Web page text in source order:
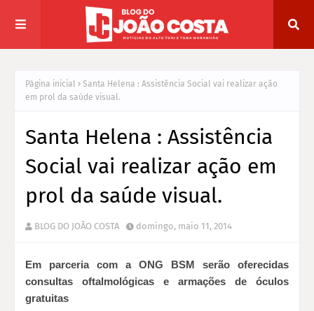
Página inicial
Santa Helena : Assistência Social vai realizar ação
em prol da saúde visual.
Santa Helena : Assistência
Social vai realizar ação em
prol da saúde visual.
BLOG DO JOÃO COSTA domingo, maio 11, 2014
Em parceria com a ONG BSM serão oferecidas
consultas oftalmológicas e armações de óculos
gratuitas